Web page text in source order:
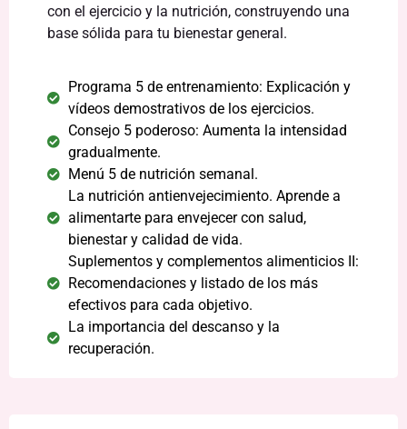
con el ejercicio y la nutrición, construyendo una
base sólida para tu bienestar general.
Programa 5 de entrenamiento: Explicación y
vídeos demostrativos de los ejercicios.
Consejo 5 poderoso: Aumenta la intensidad
gradualmente.
Menú 5 de nutrición semanal.
La nutrición antienvejecimiento. Aprende a
alimentarte para envejecer con salud,
bienestar y calidad de vida.
Suplementos y complementos alimenticios II:
Recomendaciones y listado de los más
efectivos para cada objetivo.
La importancia del descanso y la
recuperación.